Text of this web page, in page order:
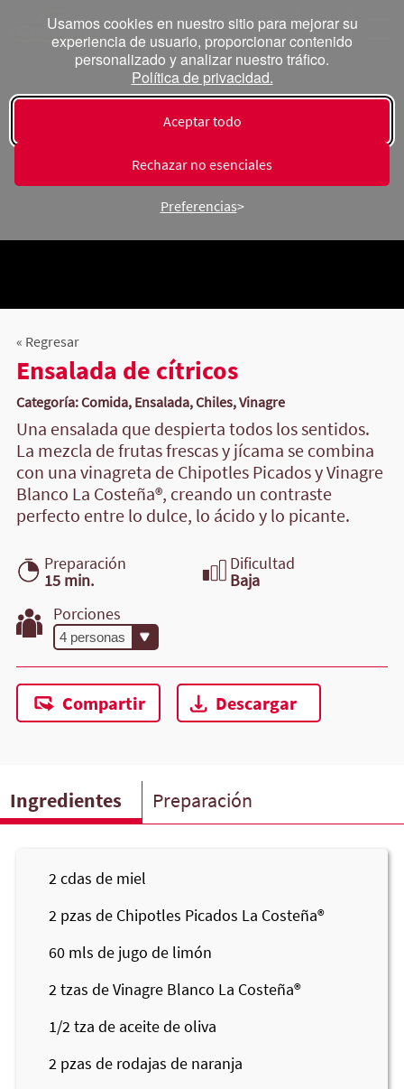
Usamos cookies en nuestro sitio para mejorar su
experiencia de usuario, proporcionar contenido
personalizado y analizar nuestro tráfico.
Política de privacidad.
Aceptar todo
Rechazar no esenciales
Preferencias
« Regresar
Ensalada de cítricos
Categoría: Comida, Ensalada, Chiles, Vinagre
Una ensalada que despierta todos los sentidos.
La mezcla de frutas frescas y jícama se combina
con una vinagreta de Chipotles Picados y Vinagre
Blanco La Costeña®, creando un contraste
perfecto entre lo dulce, lo ácido y lo picante.
Preparación
15 min.
Dificultad
Baja
Porciones
Compartir Descargar
Ingredientes Preparación
2cdas de miel
2 pzas de Chipotles Picados La Costeña®
60 mls de jugo de limón
2tzas de Vinagre Blanco La Costeña®
1/2tza de aceite de oliva
2 pzas de rodajas de naranja